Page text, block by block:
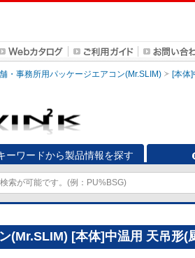
・事務所用パッケージエアコン(Mr.SLIM) [本体]
ーワードから製品情報を探す
(Mr.SLIM) [本体]中温用 天吊形(